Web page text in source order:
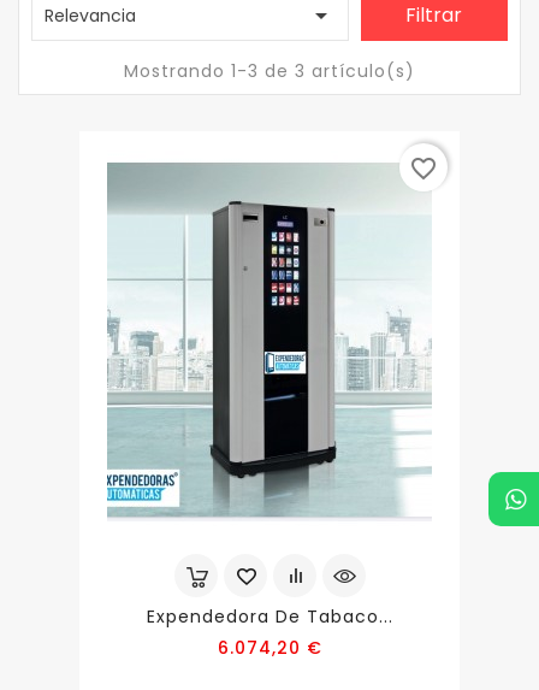
Relevancia  Filtrar
Mostrando 1-3 de 3 artículo(s)
Expendedora De Tabaco...
6.074,20 €Precio
favorite_border